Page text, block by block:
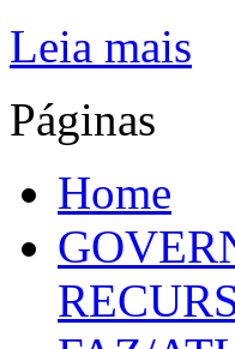
Leia mais
Páginas
Home